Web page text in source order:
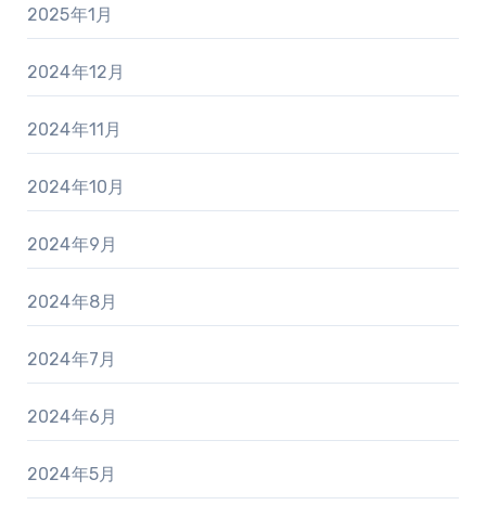
2025年1月
2024年12月
2024年11月
2024年10月
2024年9月
2024年8月
2024年7月
2024年6月
2024年5月